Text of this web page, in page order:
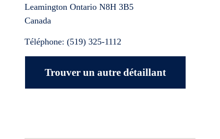
Leamington Ontario N8H 3B5
Canada
Téléphone: (519) 325-1112
Trouver un autre détaillant